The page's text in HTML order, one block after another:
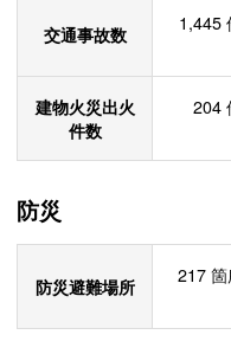
交通事故数 1,445
建物火災出火
件数
204
防災
防災避難場所 217